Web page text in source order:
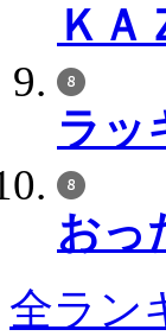
ＫＡ
ラッ
おっ
全ラン